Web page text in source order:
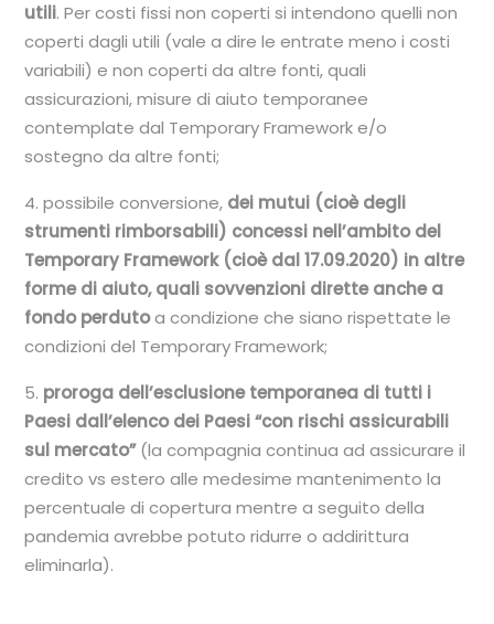
utili. Per costi fissi non coperti si intendono quelli non
coperti dagli utili (vale a dire le entrate meno i costi
variabili) e non coperti da altre fonti, quali
assicurazioni, misure di aiuto temporanee
contemplate dal Temporary Framework e/o
sostegno da altre fonti;
4. possibile conversione, dei mutui (cioè degli
strumenti rimborsabili) concessi nell’ambito del
Temporary Framework (cioè dal 17.09.2020) in altre
forme di aiuto, quali sovvenzioni dirette anche a
fondo perdutoa condizione che siano rispettate le
condizioni del Temporary Framework;
5. proroga dell’esclusione temporanea di tutti i
Paesi dall’elenco dei Paesi “con rischi assicurabili
sul mercato”(la compagnia continua ad assicurare il
credito vs estero alle medesime mantenimento la
percentuale di copertura mentre a seguito della
pandemia avrebbe potuto ridurre o addirittura
eliminarla).